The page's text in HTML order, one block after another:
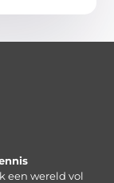
een wereld vol